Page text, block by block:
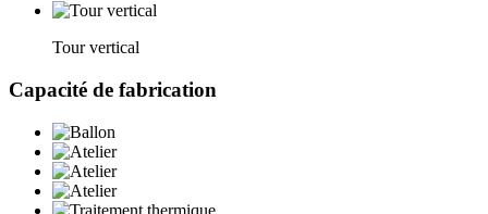
Tour vertical
Capacité de fabrication